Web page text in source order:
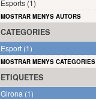
Esports (1)
MOSTRAR MENYS AUTORS
CATEGORIES
Esport (1)
MOSTRAR MENYS CATEGORIES
ETIQUETES
Girona (1)